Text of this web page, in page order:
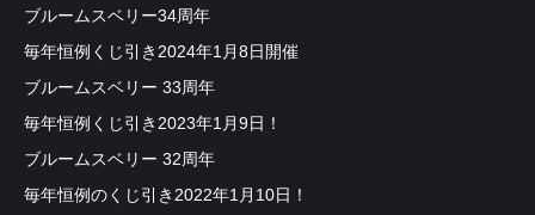
ブルームスベリー34周年
毎年恒例くじ引き2024年1月8日開催
ブルームスベリー 33周年
毎年恒例くじ引き2023年1月9日！
ブルームスベリー 32周年
毎年恒例のくじ引き2022年1月10日！